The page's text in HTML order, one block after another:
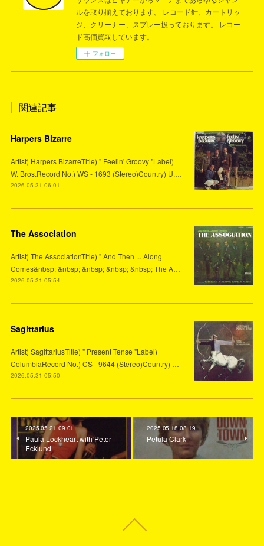
ルを取り揃えております。 レコード針、カートリッ
ジ、クリーナー、スプレー扱っております。 レコー
ド高価買取しています。
フォロー
関連記事
Harpers Bizarre
Artist) Harpers BizarreTitle) " Feelin' Groovy "Label)
W. Bros.Record No.) WS - 1693 (Stereo)Country) U.…
2026.05.31 06:01
The Association
Artist) The AssociationTitle) " And Then ... Along
Comes&nbsp; &nbsp; &nbsp; &nbsp; &nbsp; The A…
2026.05.31 05:54
Sagittarius
Artist) SagittariusTitle) " Present Tense "Label)
ColumbiaRecord No.) CS - 9644 (Stereo)Country) …
2026.05.31 05:50
2025.05.21 09:01
Paula Lockheart with Peter
Ecklund
2025.05.18 08:19
Petula Clark